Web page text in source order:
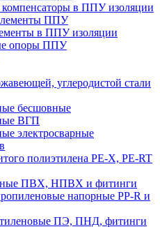
в ППУ изоляции
ППУ
в ППУ изоляции
опоры ППУ
углеродистой стали
бесшовные
ВГП
электросварные
полиэтилена PE-X, PE-RT
ПВХ, НПВХ и фитинги
напорные PP-R и
ПЭ, ПНД, фитинги